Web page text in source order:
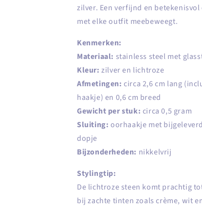
zilver. Een verfijnd en betekenisvol
met elke outfit meebeweegt.
Kenmerken:
Materiaal: stainless steel met
Kleur: zilver en lichtroze
Afmetingen: circa 2,6 cm lang
haakje) en 0,6 cm breed
Gewicht per stuk: circa 0,5 gram
Sluiting: oorhaakje met
dopje
Bijzonderheden: nikkelvrij
Stylingtip:
De lichtroze steen komt prachtig
bij zachte tinten zoals crème, wit